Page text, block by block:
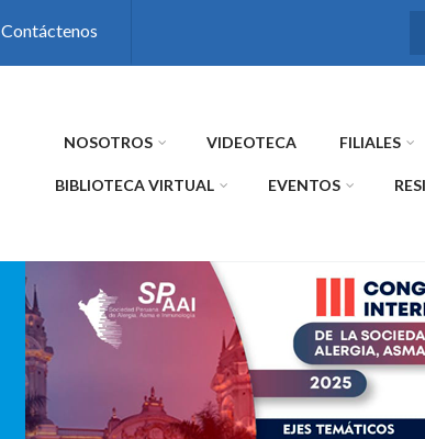
Contáctenos
NOSOTROS VIDEOTECA FILIALES
BIBLIOTECA VIRTUAL EVENTOS